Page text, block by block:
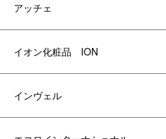
アッチェ
イオン化粧品 ION
インヴェル